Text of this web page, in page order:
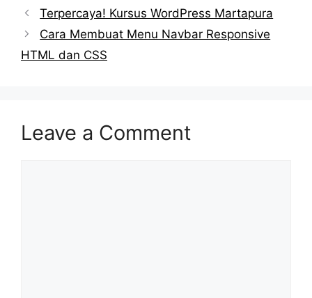
Terpercaya! Kursus WordPress Martapura
Cara Membuat Menu Navbar Responsive
HTML dan CSS
Leave a Comment